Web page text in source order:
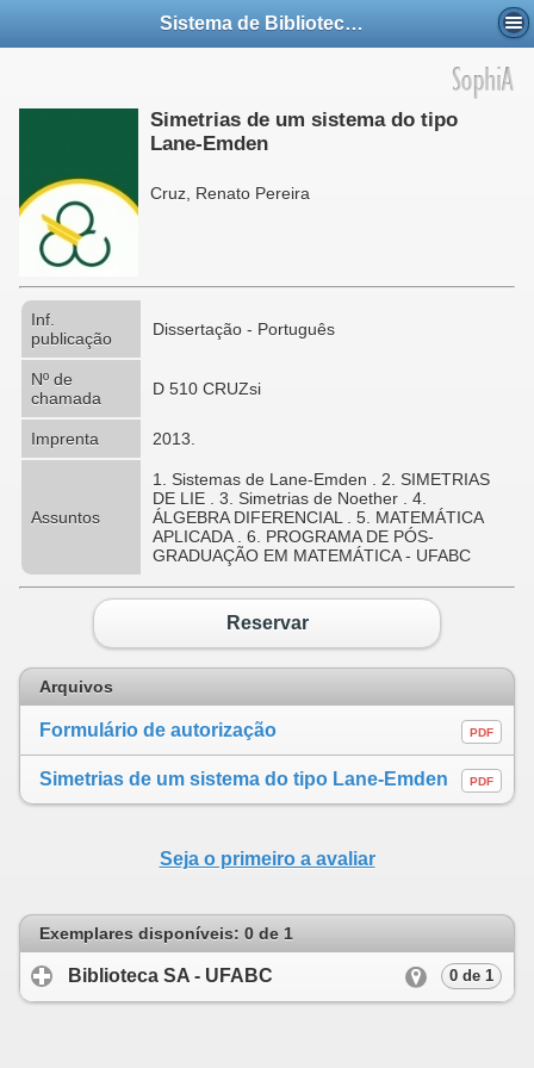
Sistema de Bibliotecas da UFABC
Simetrias de um sistema do tipo
Lane-Emden
Cruz, Renato Pereira
Inf.
publicação
Dissertação - Português
Nº de
chamada
D 510 CRUZsi
Imprenta 2013.
Assuntos
1. Sistemas de Lane-Emden . 2. SIMETRIAS
DE LIE . 3. Simetrias de Noether . 4.
ÁLGEBRA DIFERENCIAL . 5. MATEMÁTICA
APLICADA . 6. PROGRAMA DE PÓS-
GRADUAÇÃO EM MATEMÁTICA - UFABC
Reservar
Arquivos
Formulário de autorização PDF
Simetrias de um sistema do tipo Lane-Emden PDF
Seja o primeiro a avaliar
Exemplares disponíveis: 0 de 1
Biblioteca SA - UFABC 0 de 1
click to expand